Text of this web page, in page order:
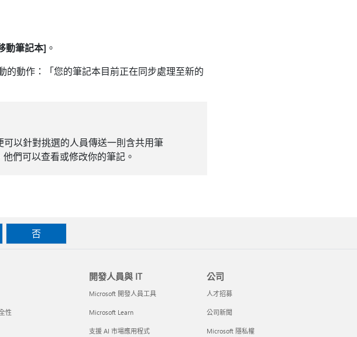
動筆記本] 。
的動作：「您的筆記本目前正在同步處理至新的
可以針對挑選的人員傳送一則含共用筆
他們可以查看或修改你的筆記。
否
性
開發人員與 IT
Microsoft 開發人員工具
Microsoft Learn
支援 AI 市場應用程式
公司
人才招募
公司新聞
Microsoft 隱私權